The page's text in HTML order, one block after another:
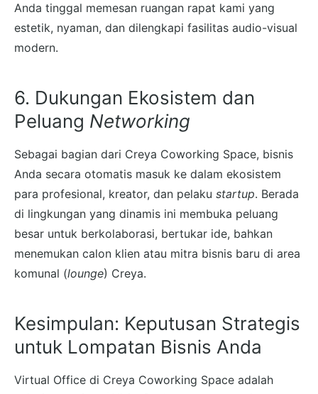
Anda tinggal memesan ruangan rapat kami yang
estetik, nyaman, dan dilengkapi fasilitas audio-visual
modern.
6. Dukungan Ekosistem dan
Peluang Networking
Sebagai bagian dari Creya Coworking Space, bisnis
Anda secara otomatis masuk ke dalam ekosistem
para profesional, kreator, dan pelaku startup. Berada
di lingkungan yang dinamis ini membuka peluang
besar untuk berkolaborasi, bertukar ide, bahkan
menemukan calon klien atau mitra bisnis baru di area
komunal (lounge) Creya.
Kesimpulan: Keputusan Strategis
untuk Lompatan Bisnis Anda
Virtual Office di Creya Coworking Space adalah